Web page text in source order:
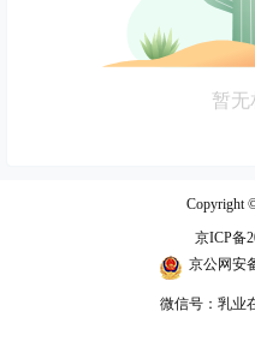
暂无
Copyright
京ICP备
京公网安
微信号：乳业